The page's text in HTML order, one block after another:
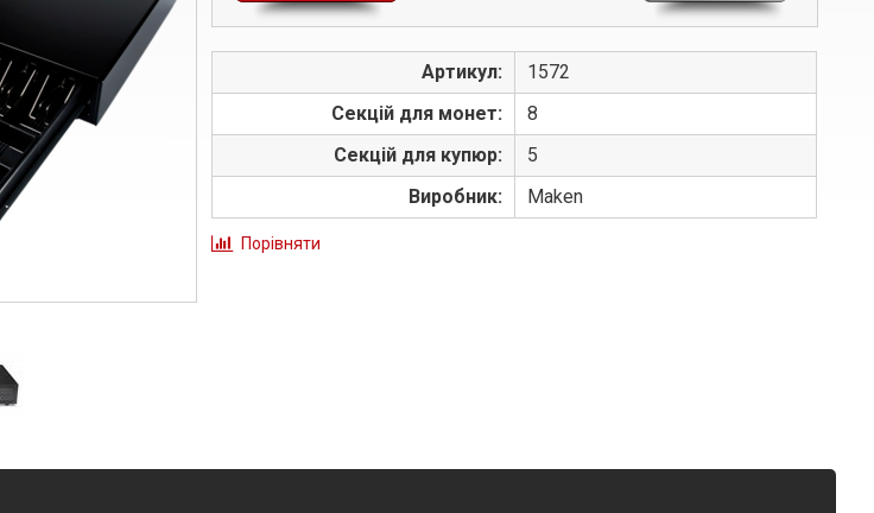
Артикул:
1572
Секцій для монет:
8
Секцій для купюр:
5
Виробник:
Maken
Порівняти